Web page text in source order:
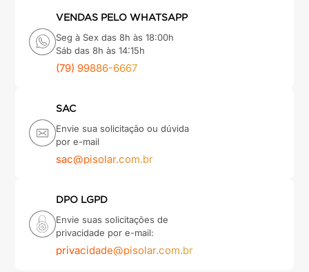
VENDAS PELO WHATSAPP
Seg à Sex das 8h às 18:00h
Sáb das 8h às 14:15h
(79) 99886-6667
SAC
Envie sua solicitação ou dúvida
por e-mail
sac@pisolar.com.br
DPO LGPD
Envie suas solicitações de
privacidade por e-mail:
privacidade@pisolar.com.br